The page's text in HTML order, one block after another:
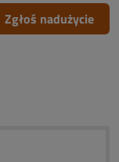
Zgłoś nadużycie